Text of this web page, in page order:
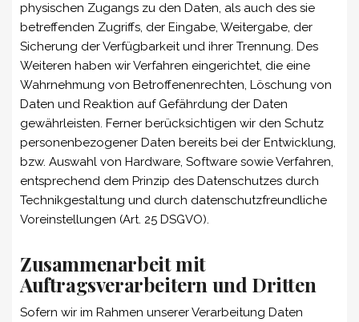
physischen Zugangs zu den Daten, als auch des sie
betreffenden Zugriffs, der Eingabe, Weitergabe, der
Sicherung der Verfügbarkeit und ihrer Trennung. Des
Weiteren haben wir Verfahren eingerichtet, die eine
Wahrnehmung von Betroffenenrechten, Löschung von
Daten und Reaktion auf Gefährdung der Daten
gewährleisten. Ferner berücksichtigen wir den Schutz
personenbezogener Daten bereits bei der Entwicklung,
bzw. Auswahl von Hardware, Software sowie Verfahren,
entsprechend dem Prinzip des Datenschutzes durch
Technikgestaltung und durch datenschutzfreundliche
Voreinstellungen (Art. 25 DSGVO).
Zusammenarbeit mit
Auftragsverarbeitern und Dritten
Sofern wir im Rahmen unserer Verarbeitung Daten